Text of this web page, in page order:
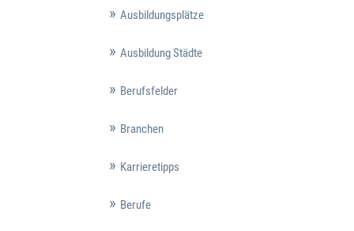
Ausbildungsplätze
Ausbildung Städte
Berufsfelder
Branchen
Karrieretipps
Berufe